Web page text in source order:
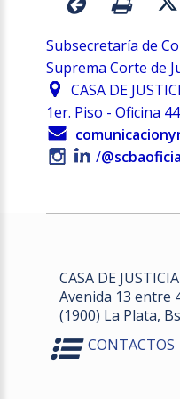
Subsecretaría de
Suprema Corte de
CASA DE
1er. Piso - Oficina
/
CASA DE JUSTICIA
Avenida 13 entre
(1900) La Plata,
CONTACTOS